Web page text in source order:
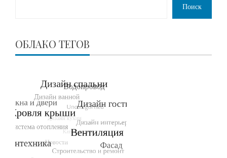
Поиск
ОБЛАКО ТЕГОВ